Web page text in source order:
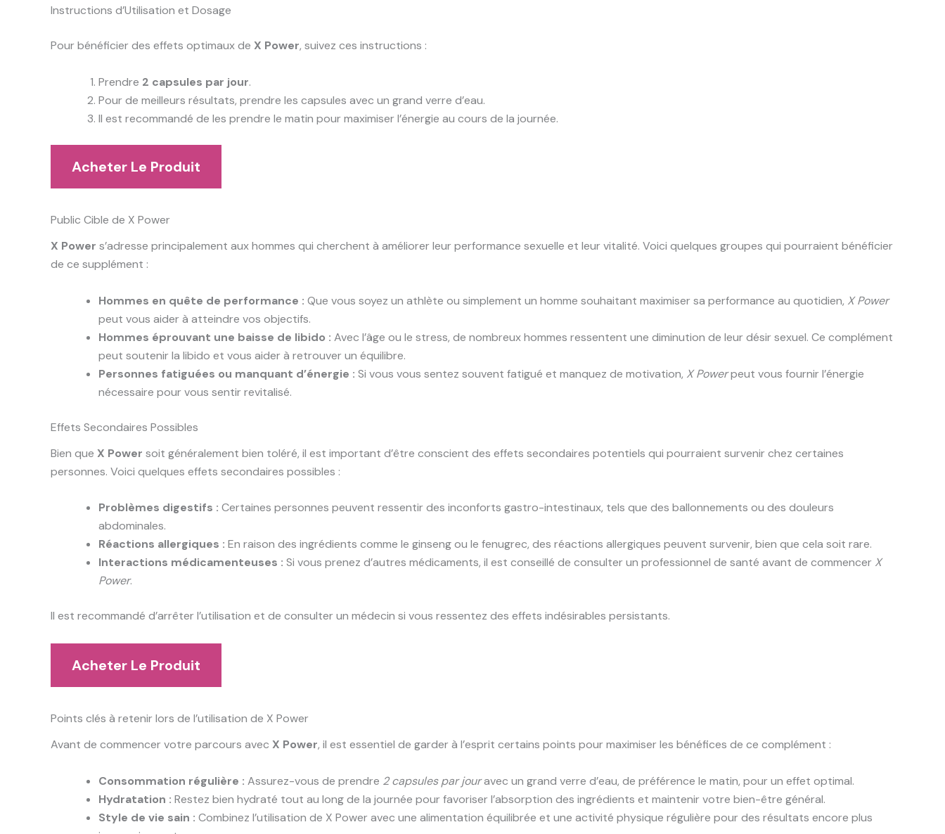
Instructions d’Utilisation et Dosage
Pour bénéficier des effets optimaux de X Power, suivez ces instructions :
Prendre 2 capsules par jour.
Pour de meilleurs résultats, prendre les capsules avec un grand verre d’eau.
Il est recommandé de les prendre le matin pour maximiser l’énergie au cours de la journée.
Acheter Le Produit
Public Cible de X Power
X Power s’adresse principalement aux hommes qui cherchent à améliorer leur performance sexuelle et leur vitalité. Voici quelques groupes qui pourraient bénéficier
de ce supplément :
Hommes en quête de performance : Que vous soyez un athlète ou simplement un homme souhaitant maximiser sa performance au quotidien, X Power
peut vous aider à atteindre vos objectifs.
Hommes éprouvant une baisse de libido : Avec l’âge ou le stress, de nombreux hommes ressentent une diminution de leur désir sexuel. Ce complément
peut soutenir la libido et vous aider à retrouver un équilibre.
Personnes fatiguées ou manquant d’énergie : Si vous vous sentez souvent fatigué et manquez de motivation, X Powerpeut vous fournir l’énergie
nécessaire pour vous sentir revitalisé.
Effets Secondaires Possibles
Bien que X Power soit généralement bien toléré, il est important d’être conscient des effets secondaires potentiels qui pourraient survenir chez certaines
personnes. Voici quelques effets secondaires possibles :
Problèmes digestifs : Certaines personnes peuvent ressentir des inconforts gastro-intestinaux, tels que des ballonnements ou des douleurs
abdominales.
Réactions allergiques : En raison des ingrédients comme le ginseng ou le fenugrec, des réactions allergiques peuvent survenir, bien que cela soit rare.
Interactions médicamenteuses : Si vous prenez d’autres médicaments, il est conseillé de consulter un professionnel de santé avant de commencer X
Power.
Il est recommandé d’arrêter l’utilisation et de consulter un médecin si vous ressentez des effets indésirables persistants.
Acheter Le Produit
Points clés à retenir lors de l’utilisation de X Power
Avant de commencer votre parcours avec X Power, il est essentiel de garder à l’esprit certains points pour maximiser les bénéfices de ce complément :
Consommation régulière : Assurez-vous de prendre 2 capsules par jouravec un grand verre d’eau, de préférence le matin, pour un effet optimal.
Hydratation : Restez bien hydraté tout au long de la journée pour favoriser l’absorption des ingrédients et maintenir votre bien-être général.
Style de vie sain : Combinez l’utilisation de X Power avec une alimentation équilibrée et une activité physique régulière pour des résultats encore plus